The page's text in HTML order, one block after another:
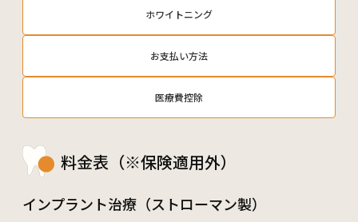
ホワイトニング
お支払い方法
医療費控除
料金表（※保険適用外）
インプラント治療（ストローマン製）